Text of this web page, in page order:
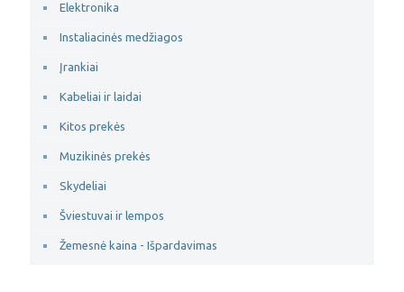
Elektronika
Instaliacinės medžiagos
Įrankiai
Kabeliai ir laidai
Kitos prekės
Muzikinės prekės
Skydeliai
Šviestuvai ir lempos
Žemesnė kaina - Išpardavimas